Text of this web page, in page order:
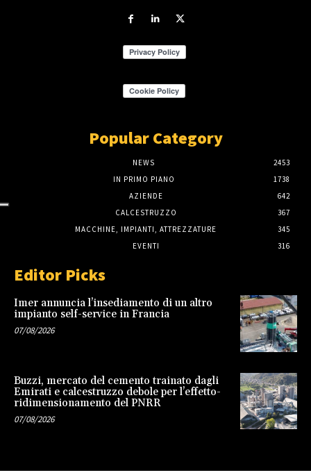
Popular Category
NEWS
2453
IN PRIMO PIANO
1738
AZIENDE
642
CALCESTRUZZO
367
MACCHINE, IMPIANTI, ATTREZZATURE
345
EVENTI
316
Editor Picks
Imer annuncia l’insediamento di un altro
impianto self-service in Francia
07/08/2026
Buzzi, mercato del cemento trainato dagli
Emirati e calcestruzzo debole per l’effetto-
ridimensionamento del PNRR
07/08/2026